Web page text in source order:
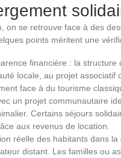
on se retrouve face à des
points méritent une
financière : la
locale, au projet associatif
face à du tourisme
un projet communautaire
Certains séjours
aux revenus de location.
réelle des habitants dans
distant. Les familles ou